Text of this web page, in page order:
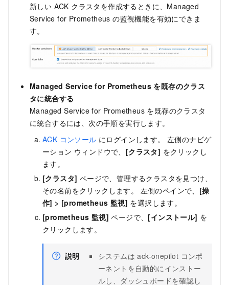
新しい ACK クラスタを作成するときに、Managed
Service for Prometheus の監視機能を有効にできま
す。
Managed Service for Prometheus を既存のクラス
タに統合する
Managed Service for Prometheus を既存のクラスタ
に統合するには、次の手順を実行します。
ACK コンソール にログインします。 左側のナビゲ
ーション ウィンドウで、 [クラスタ] をクリックし
ます。
[クラスタ] ページで、管理するクラスタを見つけ、
その名前をクリックします。 左側のペインで、 [操
作] > [prometheus 監視] を選択します。
[prometheus 監視] ページで、 [インストール] を
クリックします。
説明
システムは ack-onepilot コンポ
ーネントを自動的にインストー
ルし、ダッシュボードを確認し